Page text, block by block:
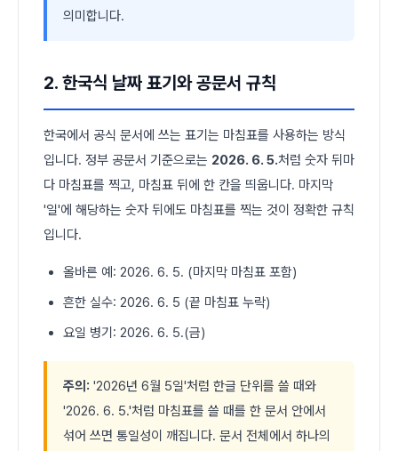
의미합니다.
2. 한국식 날짜 표기와 공문서 규칙
한국에서 공식 문서에 쓰는 표기는 마침표를 사용하는 방식
입니다. 정부 공문서 기준으로는 2026. 6. 5.처럼 숫자 뒤마
다 마침표를 찍고, 마침표 뒤에 한 칸을 띄웁니다. 마지막
'일'에 해당하는 숫자 뒤에도 마침표를 찍는 것이 정확한 규칙
입니다.
올바른 예: 2026. 6. 5. (마지막 마침표 포함)
흔한 실수: 2026. 6. 5 (끝 마침표 누락)
요일 병기: 2026. 6. 5.(금)
주의: '2026년 6월 5일'처럼 한글 단위를 쓸 때와
'2026. 6. 5.'처럼 마침표를 쓸 때를 한 문서 안에서
섞어 쓰면 통일성이 깨집니다. 문서 전체에서 하나의